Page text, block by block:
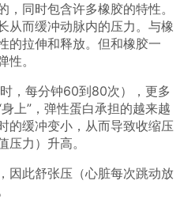
同时包含许多橡胶的特性。
从而缓冲动脉内的压力。与橡
的拉伸和释放。但和橡胶一
。
，每分钟60到80次），更多
上”，弹性蛋白承担的越来越
的缓冲变小，从而导致收缩压
压力）升高。
因此舒张压（心脏每次跳动放